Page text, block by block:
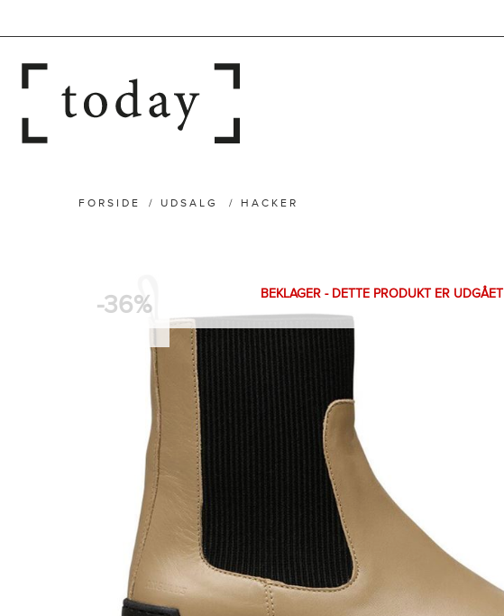
FORSIDE / UDSALG / HACKER
-36% BEKLAGER - DETTE PRODUKT ER UDGÅET